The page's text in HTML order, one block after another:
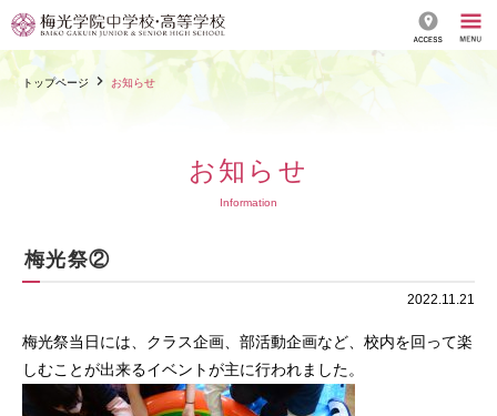
トップページ お知らせ
お知らせ
Information
梅光祭②
2022.11.21
梅光祭当日には、クラス企画、部活動企画など、校内を回って楽
しむことが出来るイベントが主に行われました。